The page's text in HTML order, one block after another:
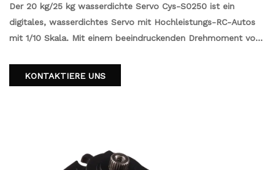
Der 20 kg/25 kg wasserdichte Servo Cys-S0250 ist ein
digitales, wasserdichtes Servo mit Hochleistungs-RC-Autos
mit 1/10 Skala. Mit einem beeindruckenden Drehmoment von
ermöglicht schnelle und genaue Bewegungen. Darüber hinaus
ein verbessertes Fahrerlebnis.
KONTAKTIERE UNS